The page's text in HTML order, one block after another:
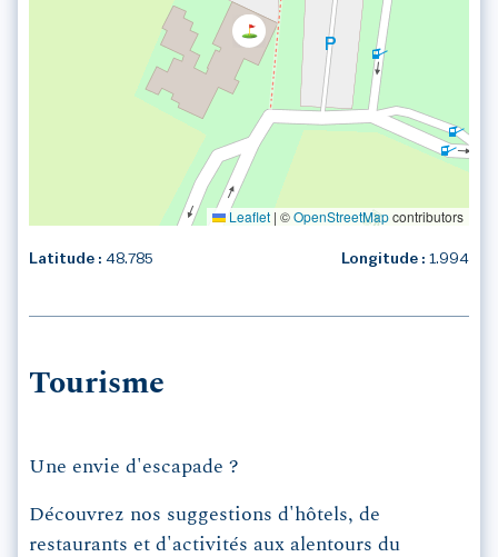
Leaflet | ©OpenStreetMapcontributors
Latitude : 48.785 Longitude : 1.994
Tourisme
Une envie d'escapade ?
Découvrez nos suggestions d'hôtels, de
restaurants et d'activités aux alentours du